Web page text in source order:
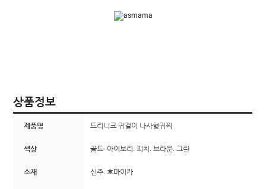
상품정보
제품명 드리니크 귀걸이 나사형귀찌
색상 골드- 아이보리. 피치. 브라운. 그린
소재 신주. 호마이카